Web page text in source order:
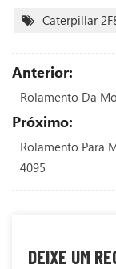
Caterpillar
Anterior:
Rolamento Da
Próximo:
Rolamento Para
4095
DEIXE UM